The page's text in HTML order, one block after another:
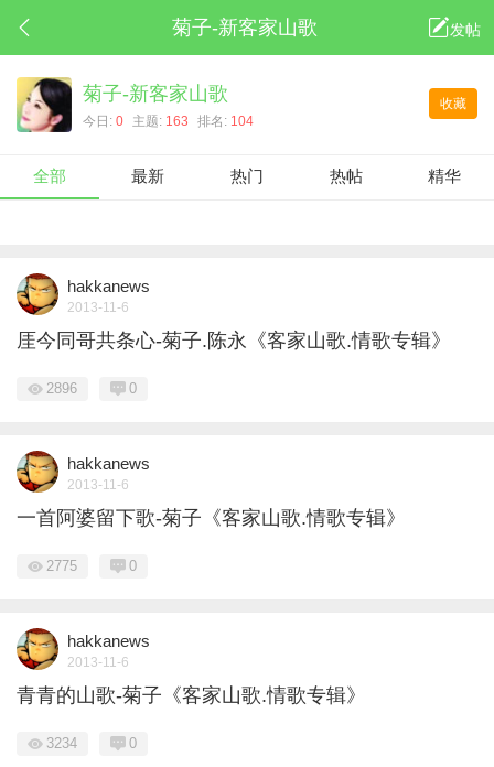
菊子-新客家山歌 发帖
收藏
菊子-新客家山歌
今日: 0 主题: 163 排名: 104
全部 最新 热门 热帖 精华
hakkanews
2013-11-6
厓今同哥共条心-菊子.陈永《客家山歌.情歌专辑》
2896 0
hakkanews
2013-11-6
一首阿婆留下歌-菊子《客家山歌.情歌专辑》
2775 0
hakkanews
2013-11-6
青青的山歌-菊子《客家山歌.情歌专辑》
3234 0